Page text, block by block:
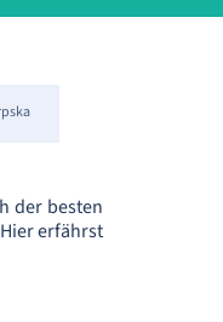
der besten
erfährst